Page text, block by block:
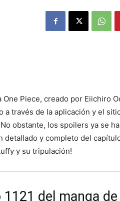
One Piece, creado por Eiichiro
a través de la aplicación y el
obstante, los spoilers ya se
y completo del capítulo
y su tripulación!
del manga de